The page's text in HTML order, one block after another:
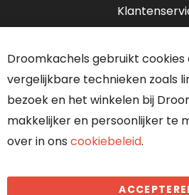
Over ons
Onze
Algemene
Droomkachels gebruikt
vergelijkbare technieken zoals
bezoek en het winkelen bij
makkelijker en persoonlijker te
over in ons cookiebeleid.